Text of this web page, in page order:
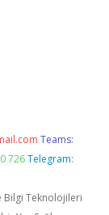
Teams:
726 Telegram:
Bilgi Teknolojileri